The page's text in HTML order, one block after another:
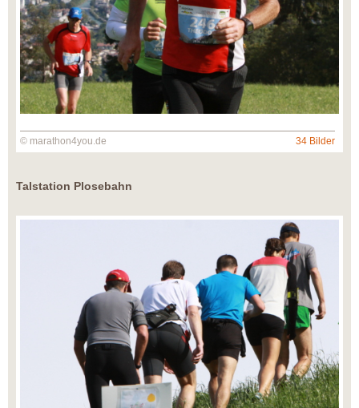
© marathon4you.de 34 Bilder
Talstation Plosebahn